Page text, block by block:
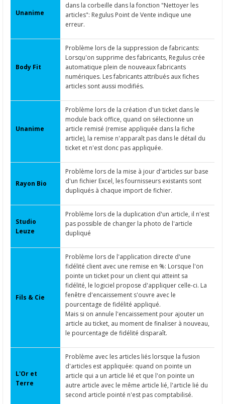
Unanime
dans la corbeille dans la fonction "Nettoyer les
articles": Regulus Point de Vente indique une
erreur.
Body Fit
Problème lors de la suppression de fabricants:
Lorsqu'on supprime des fabricants, Regulus crée
automatique plein de nouveaux fabricants
numériques. Les fabricants attribués aux fiches
articles sont aussi modifiés.
Unanime
Problème lors de la création d'un ticket dans le
module back office, quand on sélectionne un
article remisé (remise appliquée dans la fiche
article), la remise n'apparaît pas dans le détail du
ticket et n'est donc pas appliquée.
Rayon Bio
Problème lors de la mise à jour d'articles sur base
d'un fichier Excel, les fournisseurs existants sont
dupliqués à chaque import de fichier.
Studio
Leuze
Problème lors de la duplication d'un article, il n'est
pas possible de changer la photo de l'article
dupliqué
Fils & Cie
Problème lors de l'application directe d'une
fidélité client avec une remise en %: Lorsque l'on
pointe un ticket pour un client qui atteint sa
fidélité, le logiciel propose d'appliquer celle-ci. La
fenêtre d'encaissement s'ouvre avec le
pourcentage de fidélité appliqué.
Mais si on annule l'encaissement pour ajouter un
article au ticket, au moment de finaliser à nouveau,
le pourcentage de fidélité disparaît.
L'Or et
Terre
Problème avec les articles liés lorsque la fusion
d'articles est appliquée: quand on pointe un
article qui a un article lié et que l'on pointe un
autre article avec le même article lié, l'article lié du
second article pointé n'est pas comptabilisé.